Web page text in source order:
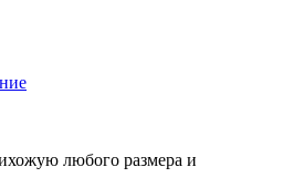
любого размера и